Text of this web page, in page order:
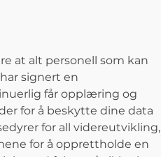
at alt personell som kan
signert en
får opplæring og
for å beskytte dine data
for all videreutvikling,
for å opprettholde en